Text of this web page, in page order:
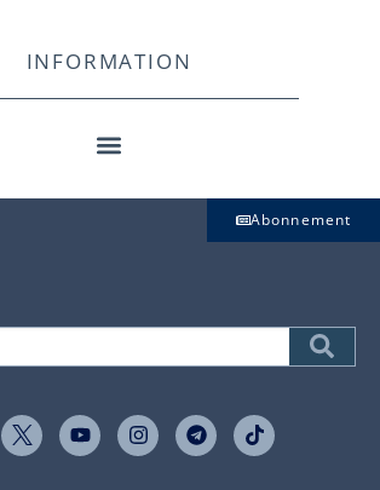
INFORMATION
Abonnement